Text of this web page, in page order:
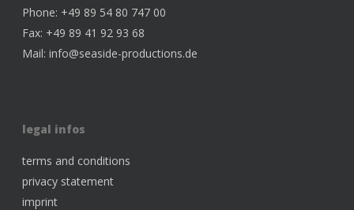
Phone: +49 89 54 80 747 00
Fax: +49 89 41 92 93 68
Mail: info@seaside-productions.de
legal infos
terms and conditions
privacy statement
imprint